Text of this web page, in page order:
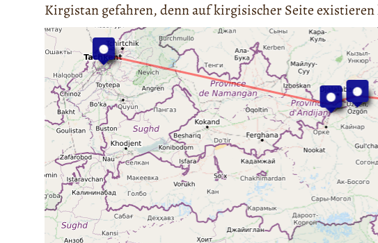
Kirgistan gefahren, denn auf kirgisischer Seite existieren